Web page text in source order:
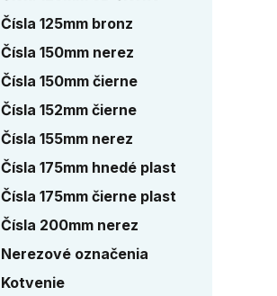
Čísla 125mm bronz
Čísla 150mm nerez
Čísla 150mm čierne
Čísla 152mm čierne
Čísla 155mm nerez
Čísla 175mm hnedé plast
Čísla 175mm čierne plast
Čísla 200mm nerez
Nerezové označenia
Kotvenie